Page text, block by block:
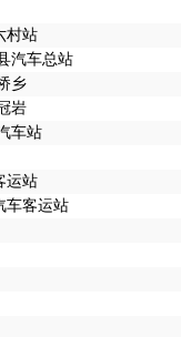
村站
汽车总站
乡
岩
车站
运站
车客运站